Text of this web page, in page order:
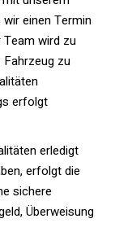
einen Termin
Team wird zu
zu
erfolgt
erledigt
erfolgt die
sichere
Überweisung